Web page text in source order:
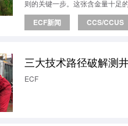
则的关键一步。这张含金量十足
ECF新闻 CCS/CCUS
三大技术路径破解测
ECF